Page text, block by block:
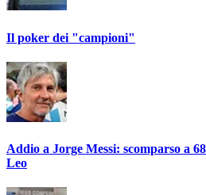
Il poker dei "campioni"
Addio a Jorge Messi: scomparso a
Leo